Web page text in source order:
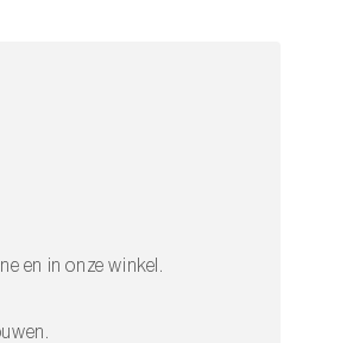
en in onze winkel.